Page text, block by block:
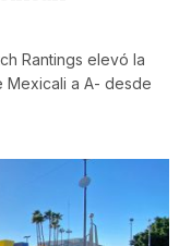
Rantings elevó la
Mexicali a A- desde